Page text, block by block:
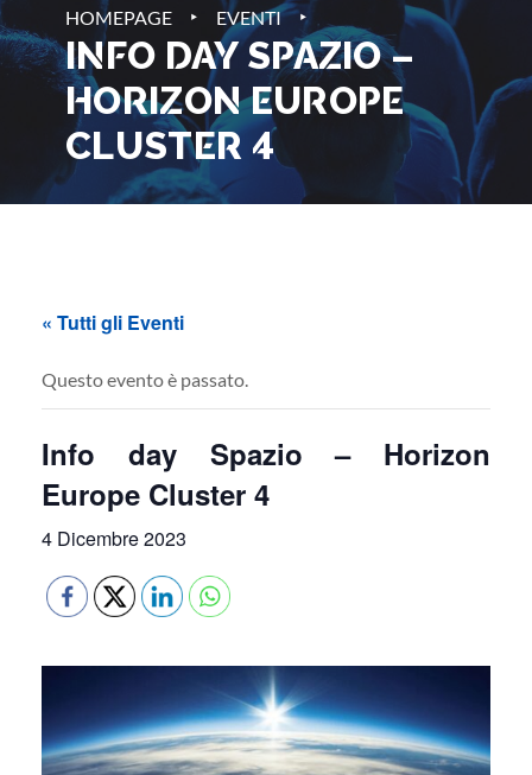
HOMEPAGE ‣ EVENTI ‣
INFO DAY SPAZIO –
HORIZON EUROPE
CLUSTER 4
« Tutti gli Eventi
Questo evento è passato.
Info day Spazio – Horizon
Europe Cluster 4
4 Dicembre 2023